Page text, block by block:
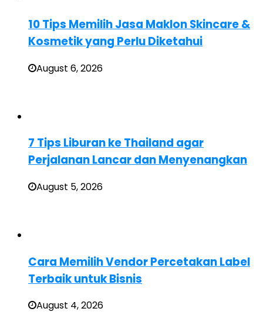
10 Tips Memilih Jasa Maklon Skincare &
Kosmetik yang Perlu Diketahui
August 6, 2026
7 Tips Liburan ke Thailand agar
Perjalanan Lancar dan Menyenangkan
August 5, 2026
Cara Memilih Vendor Percetakan Label
Terbaik untuk Bisnis
August 4, 2026